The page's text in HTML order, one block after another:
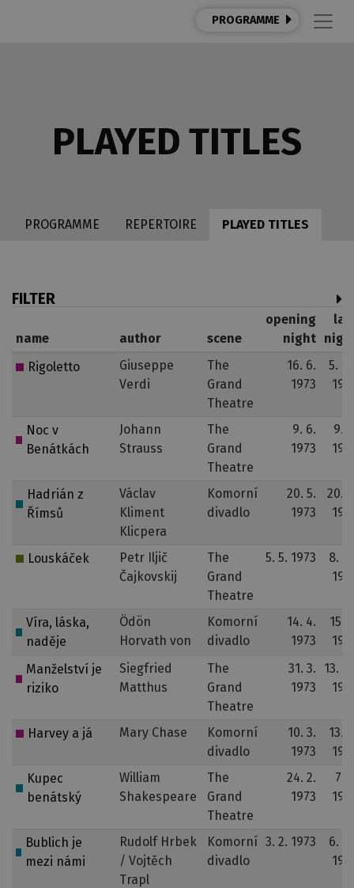
PROGRAMME
PLAYED TITLES
PROGRAMME REPERTOIRE PLAYED TITLES
FILTER
name author scene
opening
night
Rigoletto
Giuseppe
Verdi
The
Grand
Theatre
16. 6.
1973
5.
Noc v
Benátkách
Johann
Strauss
The
Grand
Theatre
9. 6.
1973
9.
Hadrián z
Římsů
Václav
Kliment
Klicpera
Komorní
divadlo
20. 5.
1973
20.
Louskáček
Petr Iljič
Čajkovskij
The
Grand
Theatre
5. 5. 1973
8.
Víra, láska,
naděje
Ödön
Horvath von
Komorní
divadlo
14. 4.
1973
15.
Manželství je
riziko
Siegfried
Matthus
The
Grand
Theatre
31. 3.
1973
13.
Harvey a já Mary Chase
Komorní
divadlo
10. 3.
1973
13.
Kupec
benátský
William
Shakespeare
The
Grand
Theatre
24. 2.
1973
7.
Bublich je
mezi námi
Rudolf Hrbek
/ Vojtěch
Trapl
Komorní
divadlo
3. 2. 1973
6.